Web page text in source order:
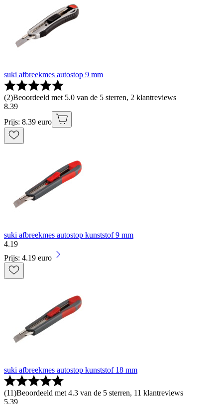
suki afbreekmes autostop 9 mm
(2)Beoordeeld met 5.0 van de 5 sterren, 2 klantreviews
8.39
Prijs: 8.39 euro
suki afbreekmes autostop kunststof 9 mm
4.19
Prijs: 4.19 euro
suki afbreekmes autostop kunststof 18 mm
(11)Beoordeeld met 4.3 van de 5 sterren, 11 klantreviews
5.39